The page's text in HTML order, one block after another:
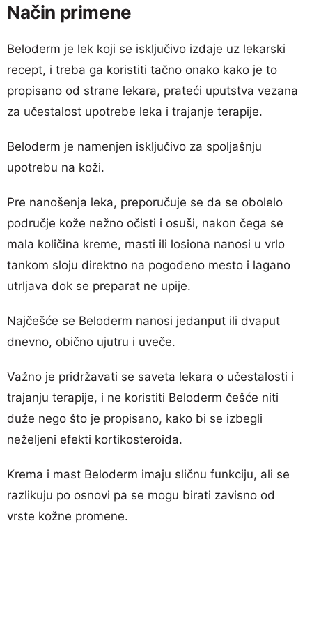
Način primene
Beloderm je lek koji se isključivo izdaje uz lekarski
recept, i treba ga koristiti tačno onako kako je to
propisano od strane lekara, prateći uputstva vezana
za učestalost upotrebe leka i trajanje terapije.
Beloderm je namenjen isključivo za spoljašnju
upotrebu na koži.
Pre nanošenja leka, preporučuje se da se obolelo
područje kože nežno očisti i osuši, nakon čega se
mala količina kreme, masti ili losiona nanosi u vrlo
tankom sloju direktno na pogođeno mesto i lagano
utrljava dok se preparat ne upije.
Najčešće se Beloderm nanosi jedanput ili dvaput
dnevno, obično ujutru i uveče.
Važno je pridržavati se saveta lekara o učestalosti i
trajanju terapije, i ne koristiti Beloderm češće niti
duže nego što je propisano, kako bi se izbegli
neželjeni efekti kortikosteroida.
Krema i mast Beloderm imaju sličnu funkciju, ali se
razlikuju po osnovi pa se mogu birati zavisno od
vrste kožne promene.